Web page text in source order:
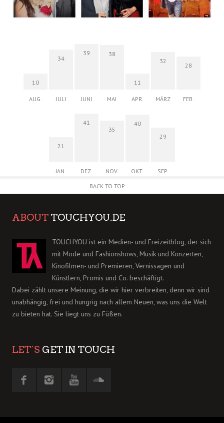
10
AUG.
34
JULI
39
JUNI
38
MAI
11
APR.
32
MÄRZ
28
FEB.
21
JAN.
41
DEZ.
35
NOV.
40
OKT.
29
SEP.
BACK TO TOP
ABOUT TOUCHYOU.DE
TOUCHYOU ist ein Medien- und Freizeitblog, der sich
mit Mode und Fashionshows, Musik und Konzerten,
Kinofilmen- und Premieren, Vernissagen und
Künstlern, Promis und Co. beschäftigt.
Dabei zählt unsere Meinung, die wir hier verbreiten, denn wir sind
unabhängig, frei und hungrig nach allem Neuen, was uns die Welt
zu bieten hat. Sie liegt uns zu Füßen.
LET´S GET IN TOUCH